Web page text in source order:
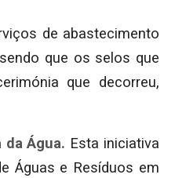
de abastecimento
que os selos que
que decorreu,
Água. Esta iniciativa
Águas e Resíduos em